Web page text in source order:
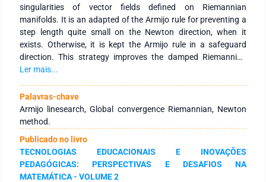
singularities of vector fields defined on Riemannian
manifolds. It is an adapted of the Armijo rule for preventing a
step length quite small on the Newton direction, when it
exists. Otherwise, it is kept the Armijo rule in a safeguard
direction. This strategy improves the damped Riemannian
Newton method. Is given two exemple which the proposed
problem on the Stiefel manifold, and to find singularities of a
non-conservative vector field on the sphere.
Ler mais...
Palavras-chave
Armijo linesearch, Global convergence Riemannian, Newton
method.
Publicado no livro
TECNOLOGIAS EDUCACIONAIS E INOVAÇÕES
PEDAGÓGICAS: PERSPECTIVAS E DESAFIOS NA
MATEMÁTICA - VOLUME 2